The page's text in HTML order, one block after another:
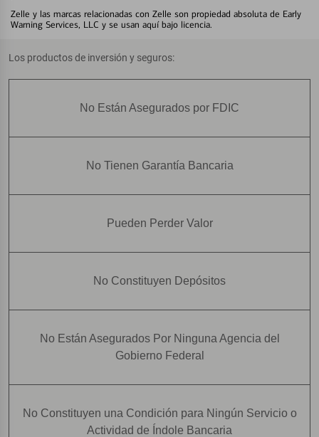
Zelle y las marcas relacionadas con Zelle son propiedad absoluta de Early
Warning Services, LLC y se usan aquí bajo licencia.
Los productos de inversión y seguros:
No Están Asegurados por FDIC
No Tienen Garantía Bancaria
Pueden Perder Valor
No Constituyen Depósitos
No Están Asegurados Por Ninguna Agencia del
Gobierno Federal
No Constituyen una Condición para Ningún Servicio o
Actividad de Índole Bancaria